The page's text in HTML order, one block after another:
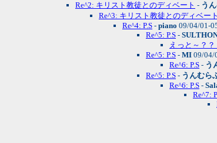
Re^2: キリスト教徒とのディベート - う
Re^3: キリスト教徒とのディベート
Re^4: P.S - piano 09/04/01-
Re^5: P.S -
えっと～？？
Re^5: P.S - MI 09/04/
Re^6: P.S - う
Re^5: P.S - うんむら
Re^6: P.S -
Re^7: